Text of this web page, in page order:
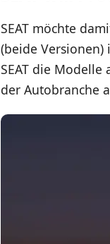
SEAT möchte
(beide Versionen)
SEAT die
der Autobranche